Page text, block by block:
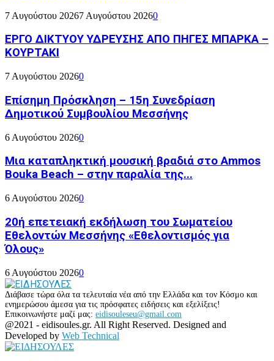
7 Αυγούστου 20267 Αυγούστου 20260
ΕΡΓΟ ΔΙΚΤΥΟΥ ΥΔΡΕΥΣΗΣ ΑΠΟ ΠΗΓΕΣ ΜΠΑΡΚΑ –
ΚΟΥΡΤΑΚΙ
7 Αυγούστου 20260
Επίσημη Πρόσκληση – 15η Συνεδρίαση
Δημοτικού Συμβουλίου Μεσσήνης
6 Αυγούστου 20260
Μια καταπληκτική μουσική βραδιά στο Ammos
Bouka Beach – στην παραλία της...
6 Αυγούστου 20260
20ή επετειακή εκδήλωση του Σωματείου
Εθελοντών Μεσσήνης «Εθελοντισμός για
Όλους»
6 Αυγούστου 20260
Διάβασε τώρα όλα τα τελευταία νέα από την Ελλάδα και τον Κόσμο και
ενημερώσου άμεσα για τις πρόσφατες ειδήσεις και εξελίξεις!
Επικοινωνήστε μαζί μας: eidisouleseu@gmail.com
Facebook
Twitter
Instagram
Youtube
@2021 - eidisoules.gr. All Right Reserved. Designed and
Developed by Web Technical